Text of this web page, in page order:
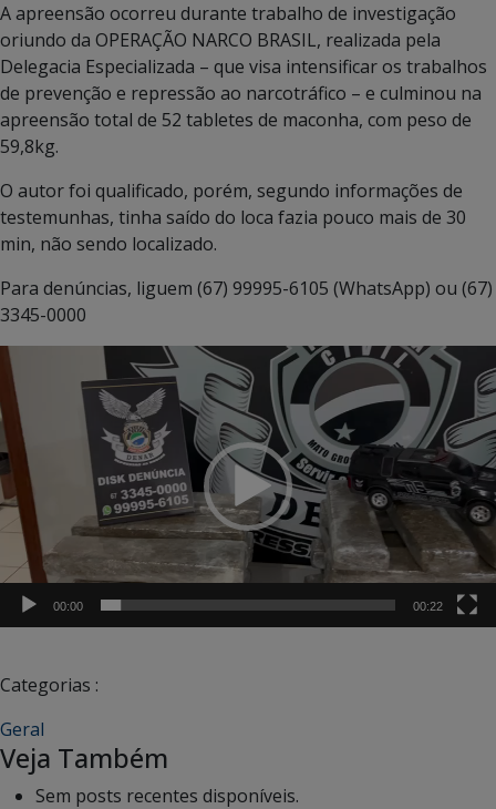
A apreensão ocorreu durante trabalho de investigação
oriundo da OPERAÇÃO NARCO BRASIL, realizada pela
Delegacia Especializada – que visa intensificar os trabalhos
de prevenção e repressão ao narcotráfico – e culminou na
apreensão total de 52 tabletes de maconha, com peso de
59,8kg.
O autor foi qualificado, porém, segundo informações de
testemunhas, tinha saído do loca fazia pouco mais de 30
min, não sendo localizado.
Para denúncias, liguem (67) 99995-6105 (WhatsApp) ou (67)
3345-0000
Tocador
de
vídeo
00:00 00:22
Categorias :
Geral
Veja Também
Sem posts recentes disponíveis.